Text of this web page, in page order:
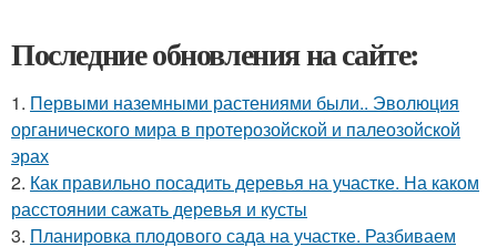
Последние обновления на сайте:
1. Первыми наземными растениями были.. Эволюция
органического мира в протерозойской и палеозойской
эрах
2. Как правильно посадить деревья на участке. На каком
расстоянии сажать деревья и кусты
3. Планировка плодового сада на участке. Разбиваем